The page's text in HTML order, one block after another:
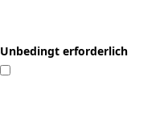
Unbedingt erforderlich